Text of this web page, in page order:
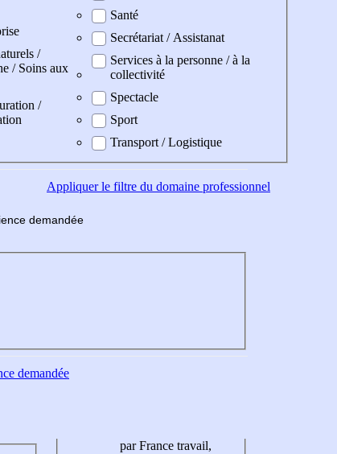
/
/ Soins aux
/
Santé
Secrétariat / Assistanat
Services à la personne / à la
collectivité
Spectacle
Sport
Transport / Logistique
Appliquerle filtre du domaine professionnel
demandée
demandée
par France travail,